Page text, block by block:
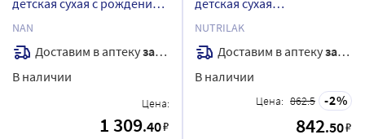
400 гр
NAN
Доставим в аптекузавтра
В наличии
Цена:
1 309.40₽
специализированная с
рождения 350г
NUTRILAK
Доставим в аптекузавтра
В наличии
Цена: 862.5 2
842.50₽